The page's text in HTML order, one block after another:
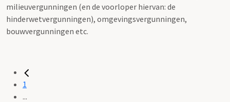
milieuvergunningen (en de voorloper hiervan: de
hinderwetvergunningen), omgevingsvergunningen,
bouwvergunningen etc.
1
...